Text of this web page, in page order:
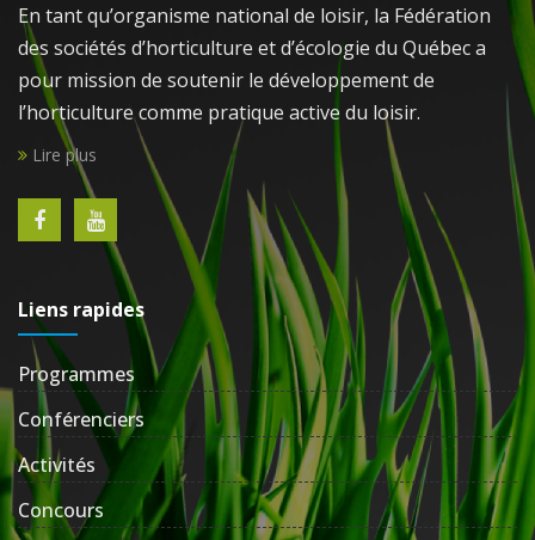
En tant qu’organisme national de loisir, la Fédération
des sociétés d’horticulture et d’écologie du Québec a
pour mission de soutenir le développement de
l’horticulture comme pratique active du loisir.
Lire plus
Liens rapides
Programmes
Conférenciers
Activités
Concours